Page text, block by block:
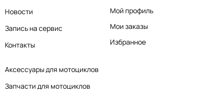
Аксессуары для мотоциклов
Запчасти для мотоциклов
Новости
Запись на сервис
Контакты
Мой профиль
Мои заказы
Избранное